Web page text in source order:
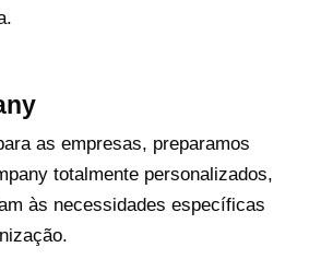
as empresas, preparamos
totalmente personalizados,
às necessidades específicas